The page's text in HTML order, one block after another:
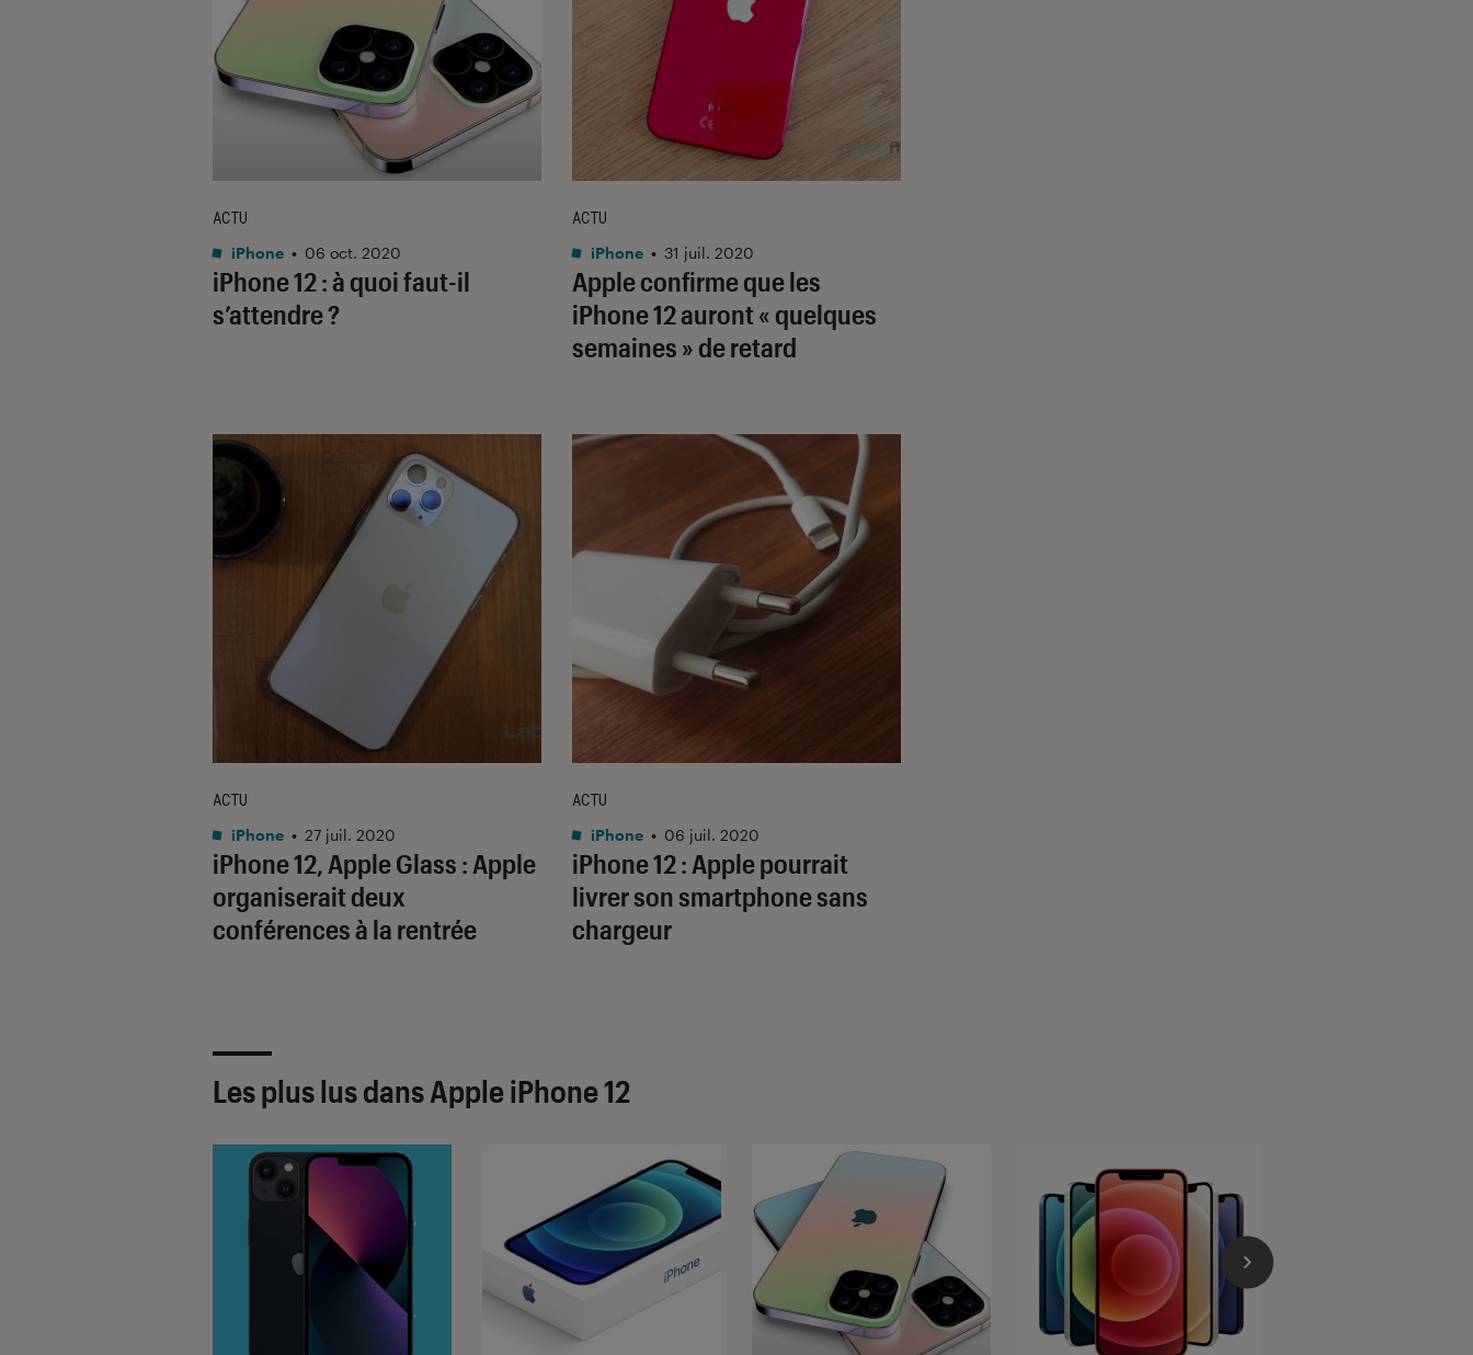
iPhone 12 : à quoi faut-il
s’attendre ?
ACTU
iPhone • 06 oct. 2020
Apple confirme que les
iPhone 12 auront « quelques
semaines » de retard
ACTU
iPhone • 31 juil. 2020
iPhone 12, Apple Glass : Apple
organiserait deux
conférences à la rentrée
ACTU
iPhone • 27 juil. 2020
iPhone 12 : Apple pourrait
livrer son smartphone sans
chargeur
ACTU
iPhone • 06 juil. 2020
Les plus lus dans Apple iPhone 12